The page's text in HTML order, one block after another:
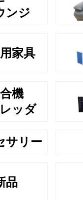
ンジ
家具
機
ッダ
サリー
品